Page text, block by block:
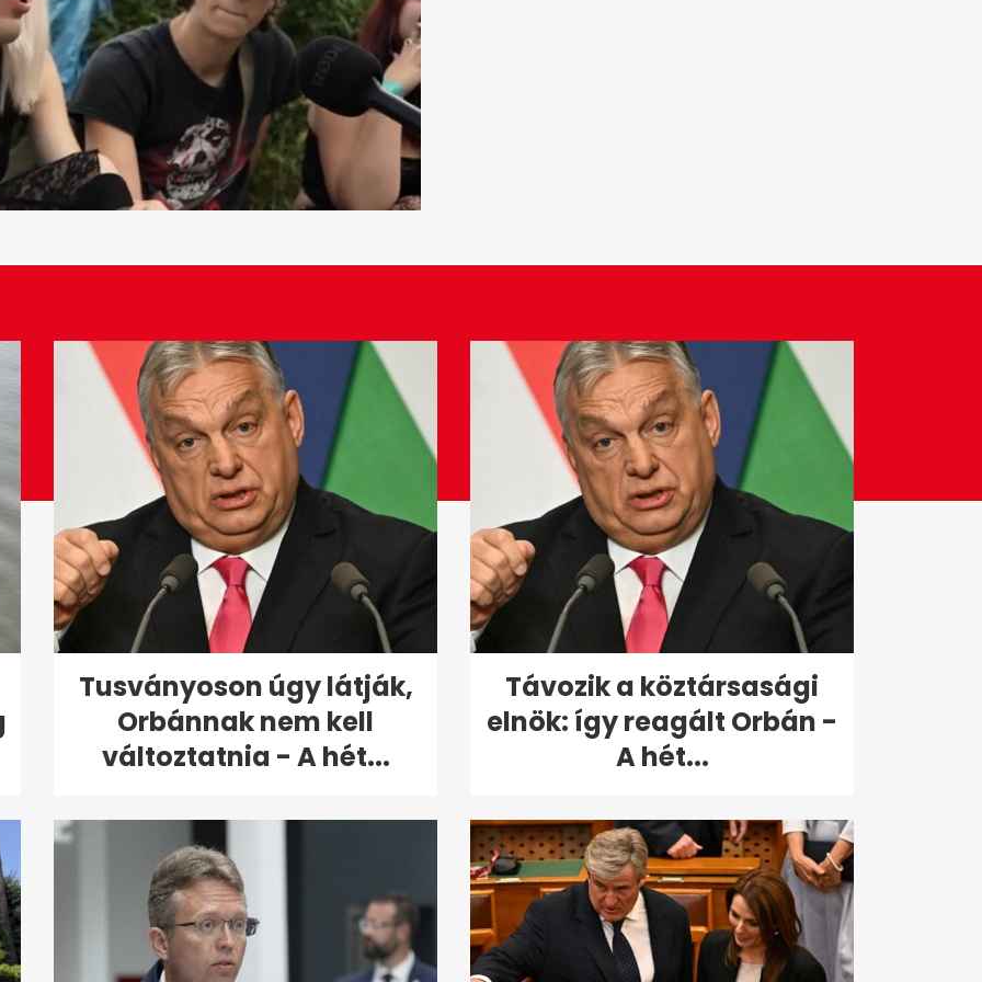
Tusványoson úgy látják,
Orbánnak nem kell
változtatnia - A hét...
Távozik a köztársasági
elnök: így reagált Orbán -
A hét...